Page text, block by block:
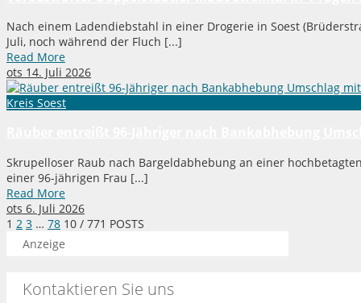
Nach einem Ladendiebstahl in einer Drogerie in Soest
Juli, noch während der Fluch [...]
Read More
ots 14. Juli 2026
Kreis Soest
Skrupelloser Raub nach Bargeldabhebung an einer
einer 96-jährigen Frau [...]
Read More
ots 6. Juli 2026
1 2 3 … 78 10 / 771 POSTS
Anzeige
Kontaktieren Sie uns